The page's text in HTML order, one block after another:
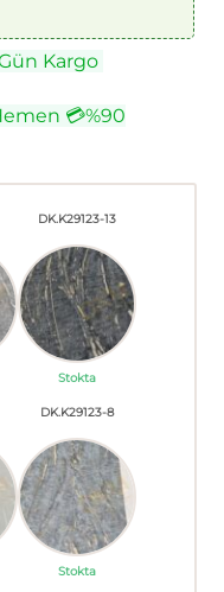
Kargo
💳%90
DK.K29123-13
Stokta
DK.K29123-8
Stokta